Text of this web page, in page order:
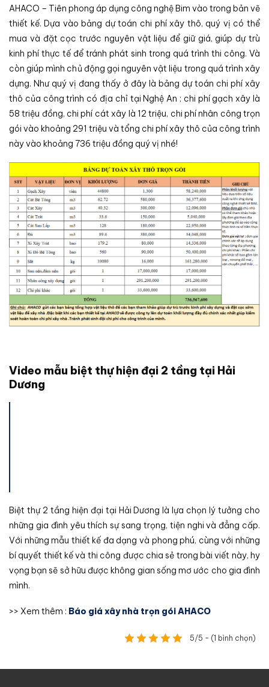
AHACO – Tiên phong áp dụng công nghệ Bim vào trong bản vẽ
thiết kế. Dựa vào bảng dự toán chi phí xây thô, quý vị có thể
mua và đặt cọc trước nguyên vật liệu để giữ giá, giúp dự trù
kinh phí thực tế để tránh phát sinh trong quá trình thi công. Và
còn giúp mình chủ động gọi nguyên vật liệu trong quá trình xây
dựng. Như quý vị đang thấy ở đây là bảng dự toán chi phí xây
thô của công trình có địa chỉ tại Nghệ An ; chi phí gạch xây là
58 triệu đồng, chi phí cát xây là 12 triệu, chi phí nhân công trọn
gói vào khoảng 291 triệu và tổng chi phí xây thô của công trình
này vào khoảng 736 triệu đồng quý vị nhé!
Video mẫu biệt thự hiện đại 2 tầng tại Hải
Dương
Biệt thự 2 tầng hiện đại tại Hải Dương là lựa chọn lý tưởng cho
những gia đình yêu thích sự sang trọng, tiện nghi và đẳng cấp.
Với những mẫu thiết kế đa dạng và phong phú, cùng với những
bí quyết thiết kế và thi công được chia sẻ trong bài viết này, hy
vọng bạn sẽ sở hữu được không gian sống mơ ước cho gia đình
mình.
>> Xem thêm : Báo giá xây nhà trọn gói AHACO
5/5 - (1 bình chọn)